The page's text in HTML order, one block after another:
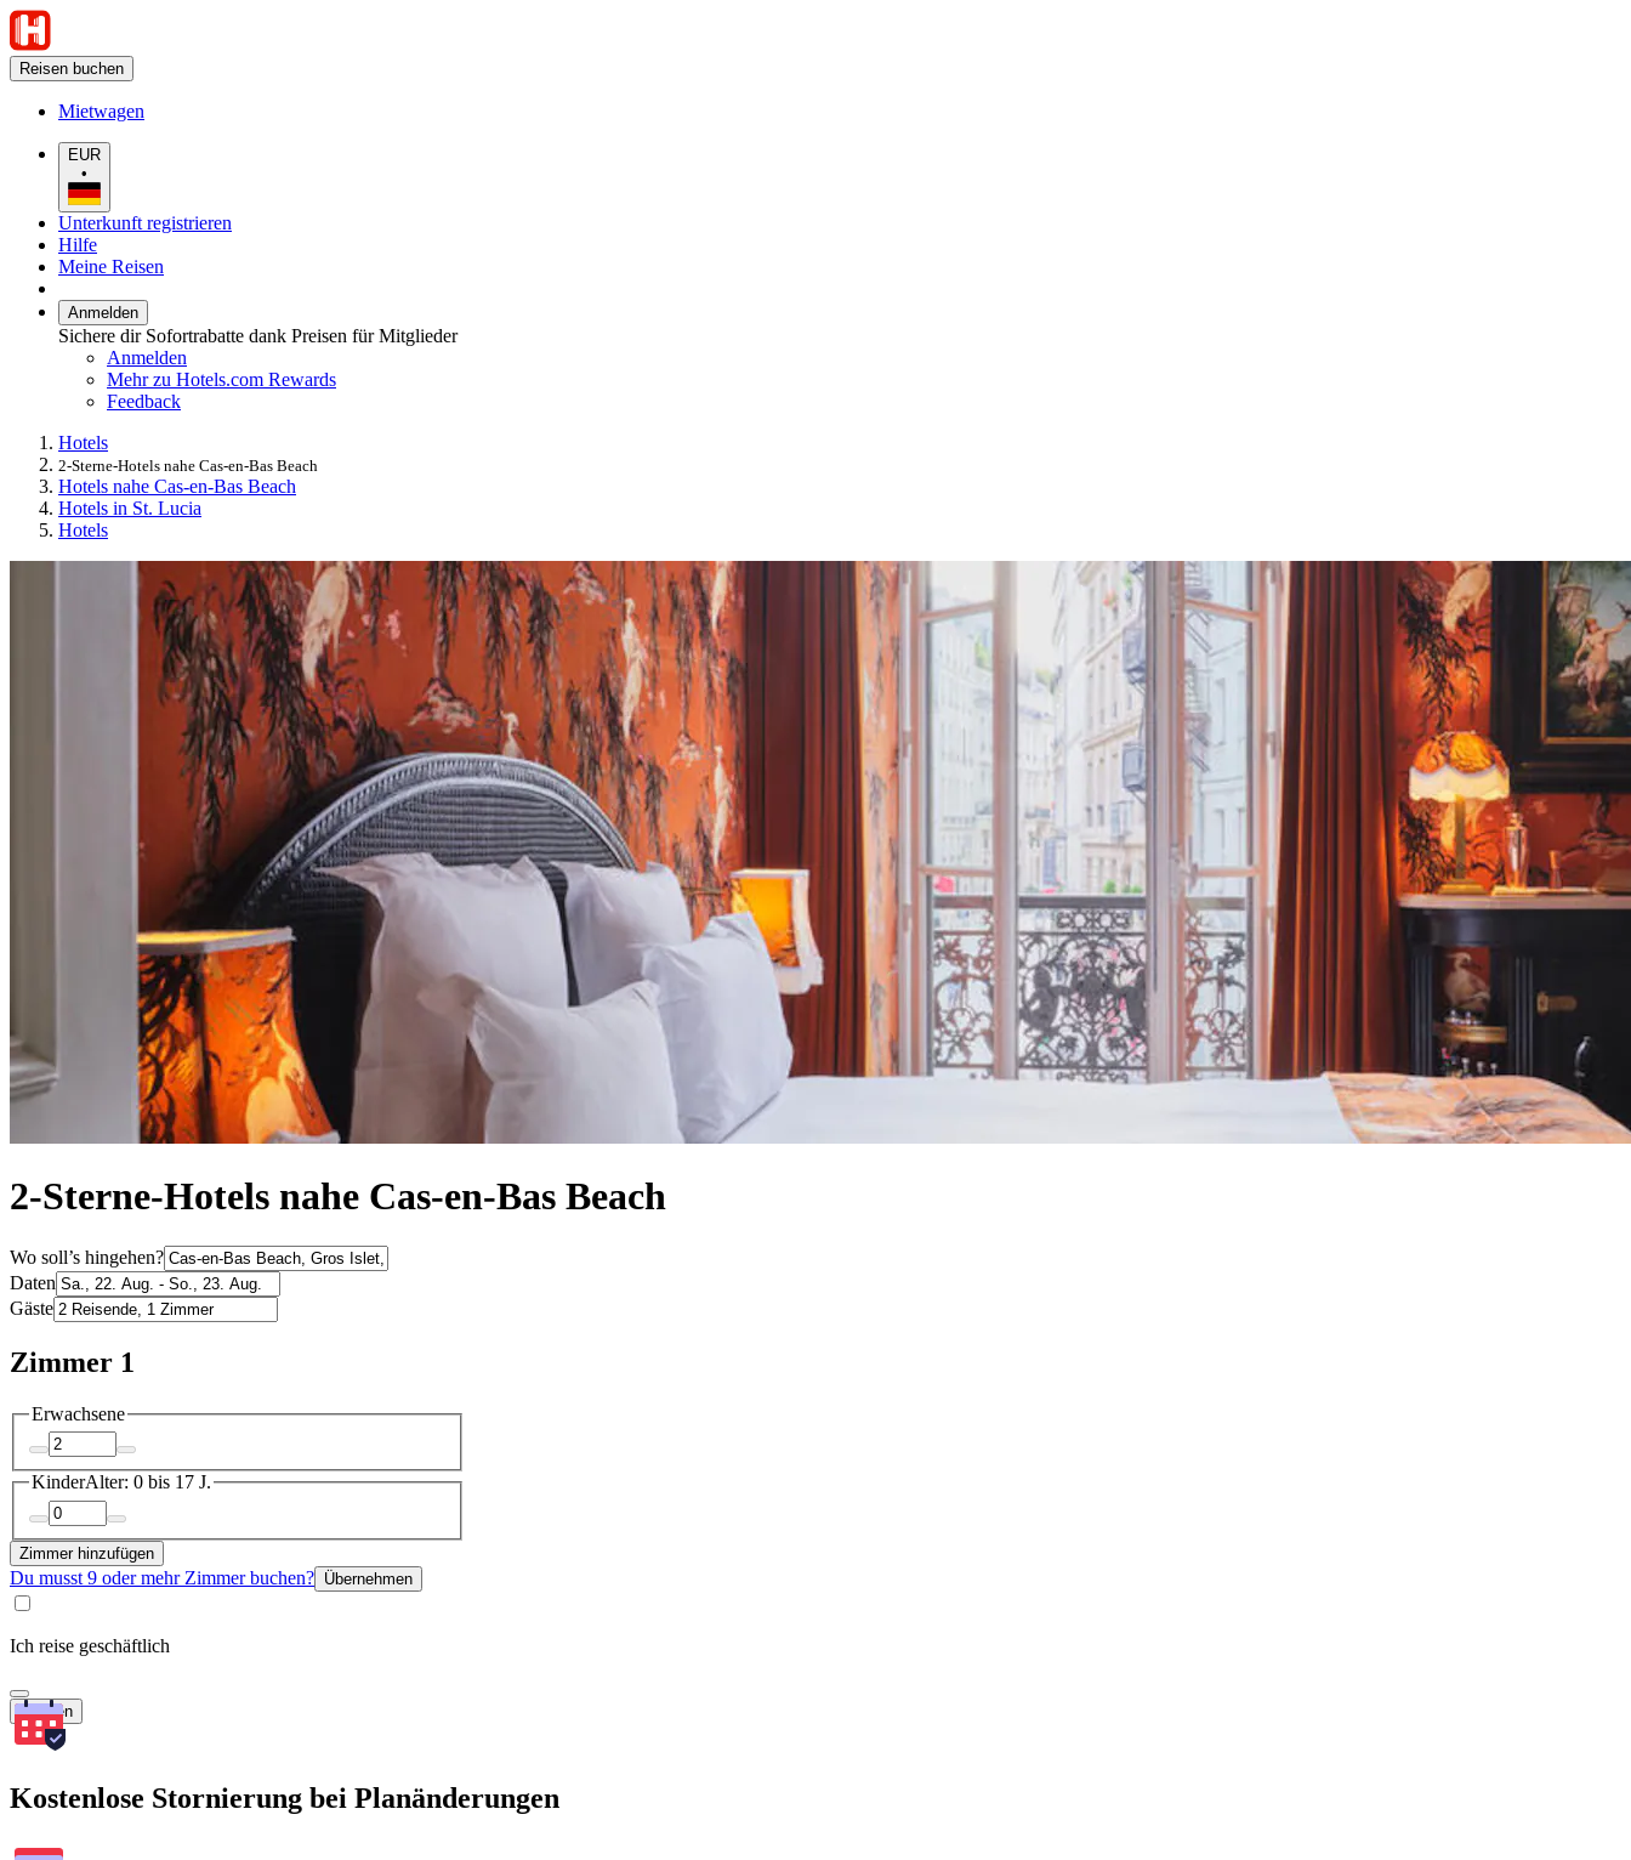
Reisen buchen
Mietwagen
EUR
•
Unterkunft registrieren
Hilfe
Meine Reisen
Anmelden
Sichere dir Sofortrabatte dank Preisen für Mitglieder
Anmelden
Mehr zu Hotels.com Rewards
Feedback
Hotels
2-Sterne-Hotels nahe Cas-en-Bas Beach
Hotels nahe Cas-en-Bas Beach
Hotels in St. Lucia
Hotels
2-Sterne-Hotels nahe Cas-en-Bas Beach
Wo soll’s hingehen?
Daten
Gäste
Zimmer 1
Erwachsene
KinderAlter: 0 bis 17 J.
Zimmer hinzufügen
Du musst 9 oder mehr Zimmer buchen? Übernehmen
Ich reise geschäftlich
Suchen
Kostenlose Stornierung bei Planänderungen